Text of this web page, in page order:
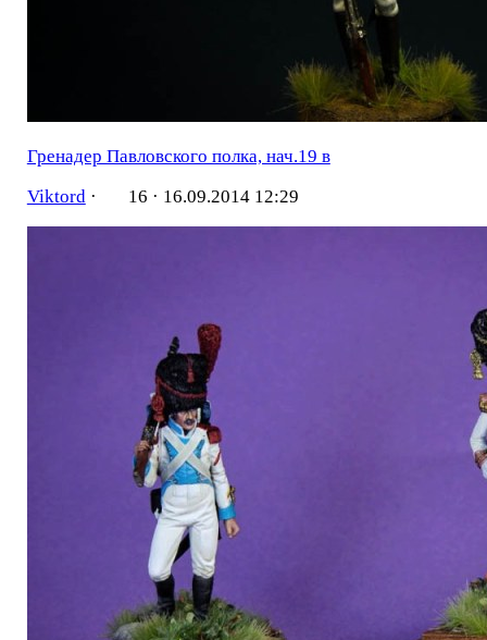
Гренадер Павловского полка, нач.19 в
Viktord· 16 · 16.09.2014 12:29